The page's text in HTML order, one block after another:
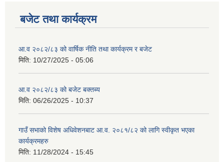
बजेट तथा कार्यक्रम
आ.व २०८२/८३ को वार्षिक नीति तथा कार्यक्रम र बजेट
मिति: 10/27/2025 - 05:06
आ.व २०८२/८३ को बजेट बक्तब्य
मिति: 06/26/2025 - 10:37
गाउँ सभाको विशेष अधिवेशनबाट आ.व. २०८१/८२ को लागि स्वीकृत भएका
कार्यक्रमहरु
मिति: 11/28/2024 - 15:45